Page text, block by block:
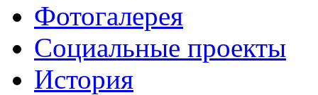
Фотогалерея
Социальные проекты
История